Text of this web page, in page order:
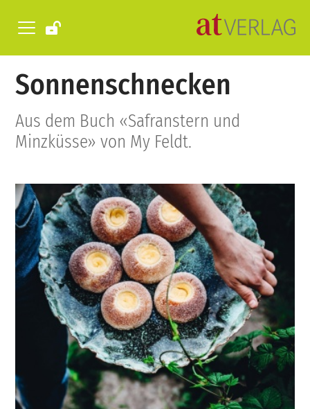
Sonnenschnecken
Aus dem Buch «Safranstern und
Minzküsse» von My Feldt.